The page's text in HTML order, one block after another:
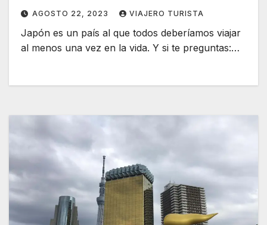
AGOSTO 22, 2023 VIAJERO TURISTA
Japón es un país al que todos deberíamos viajar
al menos una vez en la vida. Y si te preguntas:…